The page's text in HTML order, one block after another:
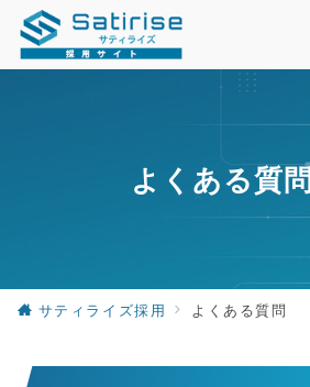
よくある質問
サティライズ採用 よくある質問